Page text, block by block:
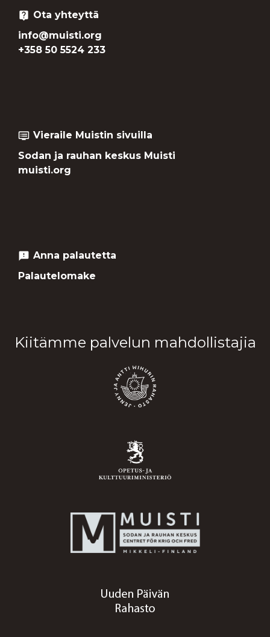
live_help Ota yhteyttä
info@muisti.org
+358 50 5524 233
dvr Vieraile Muistin sivuilla
Sodan ja rauhan keskus Muisti
muisti.org
feedback Anna palautetta
Palautelomake
Kiitämme palvelun mahdollistajia